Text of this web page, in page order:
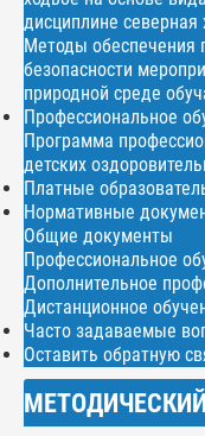
дисциплине северная
Методы обеспечения
безопасности
природной среде
Профессиональное
Программа
детских
Платные
Нормативные
Общие документы
Профессиональное
Дополнительное
Дистанционное
Часто задаваемые
Оставить обратную